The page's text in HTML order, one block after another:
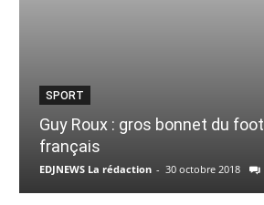
SPORT
Guy Roux : gros bonnet du
français
EDJNEWS La rédaction - 30 octobre 2018